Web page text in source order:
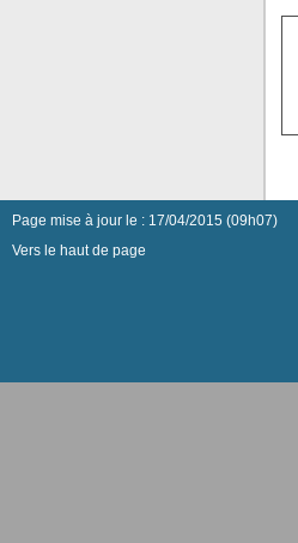
Page mise à jour le : 17/04/2015 (09h07)
Vers le haut de page